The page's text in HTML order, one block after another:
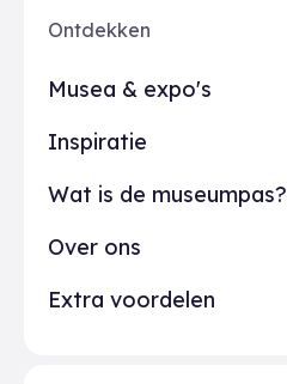
Ontdekken
Musea & expo's
Inspiratie
Wat is de museumpas?
Over ons
Extra voordelen